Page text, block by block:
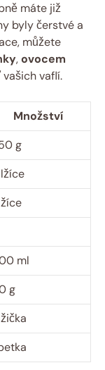
máte již
byly čerstvé a
můžete
,ovocem
vaflí.
Množství
g
ml
g